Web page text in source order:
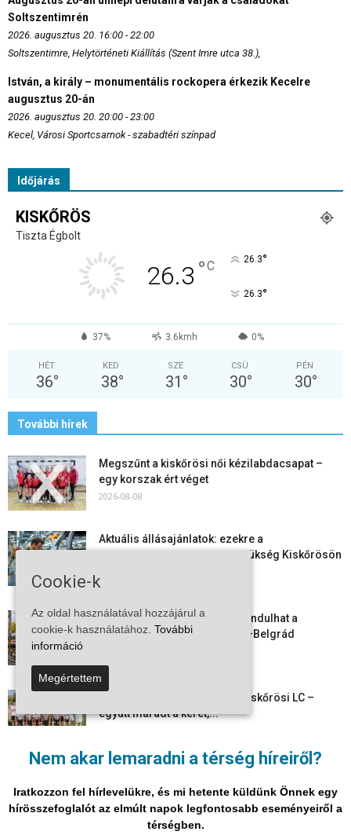
Nem akar lemaradni a térség híreiről?
Iratkozzon fel hírlevelükre, és mi hetente küldünk Önnek egy
hírösszefoglalót az elmúlt napok legfontosabb eseményeiről a
térségben.
Soltszentimrén
2026. augusztus 20. 16:00 - 22:00
Soltszentimre, Helytörténeti Kiállítás (Szent Imre utca 38.),
István, a király – monumentális rockopera érkezik Kecelre
augusztus 20-án
2026. augusztus 20. 20:00 - 23:00
Kecel, Városi Sportcsarnok - szabadtéri színpad
Időjárás
KISKŐRÖS
Tiszta Égbolt
26.3 °C 26.3°
26.3°
37% 3.6kmh 0%
HÉT
36°
KED
38°
SZE
31 °
CSÜ
30°
PÉN
30°
További hírek
Megszűnt a kiskőrösi női kézilabdacsapat –
egy korszak ért véget
2026-08-08
Aktuális állásajánlatok: ezekre a
munkavállalókra van most szükség Kiskőrösön
2026-08-07
Vitézy Dávid: már ősszel újraindulhat a
személyszállítás a Budapest–Belgrád
2026-08-06
Megkezdte a felkészülést a Kiskőrösi LC –
együtt maradt a keret,...
Mi történik Európa felett? Ezért nem tud
szabadulni a kontinens a...
2026-08-05
Cookie-k
Az oldal használatával hozzájárul a
cookie-k használatához. További
információ
Megértettem